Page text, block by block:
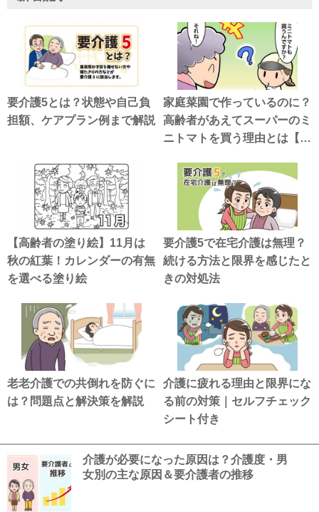
要介護5とは？状態や自己負
担額、ケアプラン例まで解説
家庭菜園で作っているのに？
高齢者があえてスーパーのミ
ニトマトを買う理由とは【介
【高齢者の塗り絵】11月は
秋の紅葉！カレンダーの有無
を選べる塗り絵
要介護5で在宅介護は無理？
続ける方法と限界を感じたと
きの対処法
老老介護での共倒れを防ぐに
は？問題点と解決策を解説
介護に疲れる理由と限界にな
る前の対策｜セルフチェック
シート付き
介護が必要になった原因は？介護度・男
女別の主な原因＆要介護者の推移